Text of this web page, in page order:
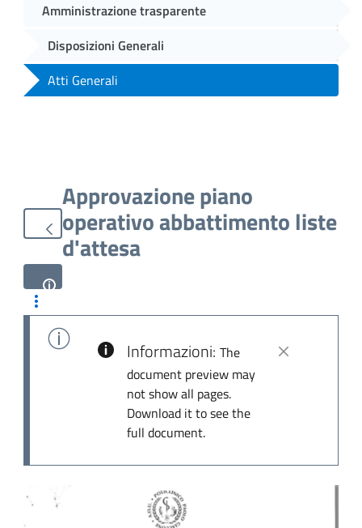
Amministrazione trasparente
Disposizioni Generali
Atti Generali
Approvazione piano
operativo abbattimento liste
d'attesa
Informazioni: The
document preview may
not show all pages.
Download it to see the
full document.